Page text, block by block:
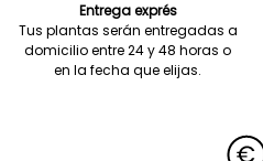
Entrega exprés
Tus plantas serán entregadas a
domicilio entre 24 y 48 horas o
en la fecha que elijas.